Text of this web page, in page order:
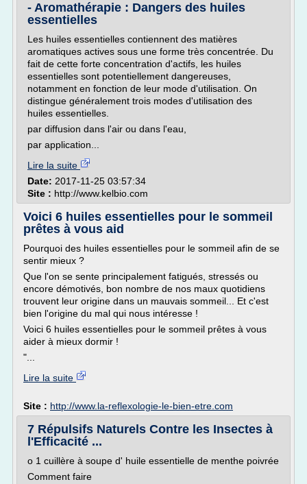
- Aromathérapie : Dangers des huiles
essentielles
Les huiles essentielles contiennent des matières
aromatiques actives sous une forme très concentrée. Du
fait de cette forte concentration d'actifs, les huiles
essentielles sont potentiellement dangereuses,
notamment en fonction de leur mode d'utilisation. On
distingue généralement trois modes d'utilisation des
huiles essentielles.
par diffusion dans l'air ou dans l'eau,
par application...
Lire la suite
Date: 2017-11-25 03:57:34
Site : http://www.kelbio.com
Voici 6 huiles essentielles pour le sommeil
prêtes à vous aid
Pourquoi des huiles essentielles pour le sommeil afin de se
sentir mieux ?
Que l'on se sente principalement fatigués, stressés ou
encore démotivés, bon nombre de nos maux quotidiens
trouvent leur origine dans un mauvais sommeil... Et c'est
bien l'origine du mal qui nous intéresse !
Voici 6 huiles essentielles pour le sommeil prêtes à vous
aider à mieux dormir !
"...
Lire la suite
Site : http://www.la-reflexologie-le-bien-etre.com
7 Répulsifs Naturels Contre les Insectes à
l'Efficacité ...
o 1 cuillère à soupe d' huile essentielle de menthe poivrée
Comment faire